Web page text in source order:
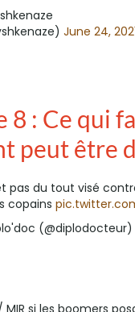
June 24,
8 : Ce qui
peut être
pas du tout visé
copains
(@diplodocteur)
MIR si les boomers